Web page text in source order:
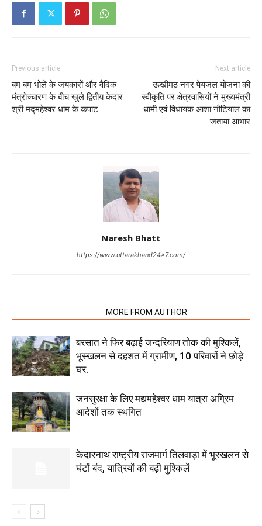
Previous article
बम बम भोले के जयकारों और वैदिक
मंत्रोच्चारण के बीच खुले द्वितीय केदार
श्री मद्महेश्वर धाम के कपाट
Next article
ऊखीमठ नगर पेयजल योजना की
स्वीकृति पर क्षेत्रवासियों ने मुख्यमंत्री
धामी एवं विधायक आशा नौटियाल का
जताया आभार
Naresh Bhatt
https://www.uttarakhand24x7.com/
MORE FROM AUTHOR
बरसात ने फिर बढ़ाई जन्दरियाण तोक की मुश्किलें,
भूस्खलन से दहशत में ग्रामीण, 10 परिवारों ने छोड़े
घर.
जनसुरक्षा के लिए मद्यमहेश्वर धाम यात्रा अग्रिम
आदेशों तक स्थगित
केदारनाथ राष्ट्रीय राजमार्ग तिलवाड़ा में भूस्खलन से
घंटों बंद, यात्रियों की बढ़ी मुश्किलें